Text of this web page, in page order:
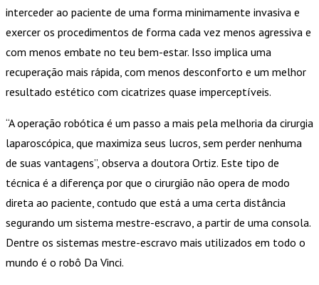
interceder ao paciente de uma forma minimamente invasiva e
exercer os procedimentos de forma cada vez menos agressiva e
com menos embate no teu bem-estar. Isso implica uma
recuperação mais rápida, com menos desconforto e um melhor
resultado estético com cicatrizes quase imperceptíveis.
“A operação robótica é um passo a mais pela melhoria da cirurgia
laparoscópica, que maximiza seus lucros, sem perder nenhuma
de suas vantagens”, observa a doutora Ortiz. Este tipo de
técnica é a diferença por que o cirurgião não opera de modo
direta ao paciente, contudo que está a uma certa distância
segurando um sistema mestre-escravo, a partir de uma consola.
Dentre os sistemas mestre-escravo mais utilizados em todo o
mundo é o robô Da Vinci.